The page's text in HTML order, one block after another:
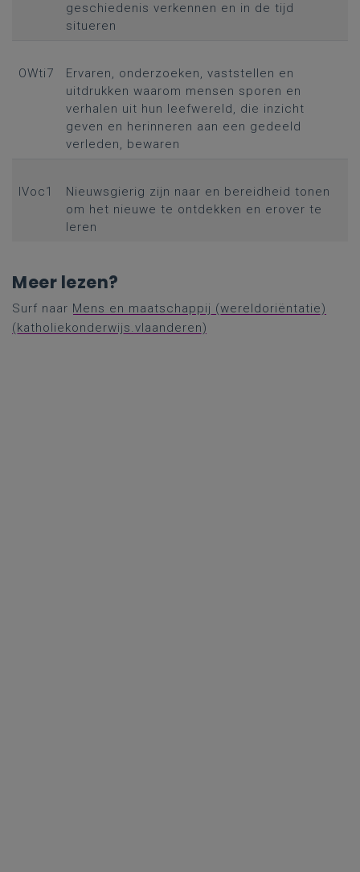
geschiedenis verkennen en in de tijd
situeren
OWti7
Ervaren, onderzoeken, vaststellen en
uitdrukken waarom mensen sporen en
verhalen uit hun leefwereld, die inzicht
geven en herinneren aan een gedeeld
verleden, bewaren
IVoc1
Nieuwsgierig zijn naar en bereidheid tonen
om het nieuwe te ontdekken en erover te
leren
Meer lezen?
Surf naar Mens en maatschappij (wereldoriëntatie)
(katholiekonderwijs.vlaanderen)